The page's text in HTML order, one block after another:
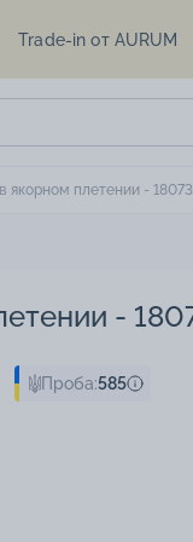
Trade-in от AURUM
якорном плетении -
-
Проба:585